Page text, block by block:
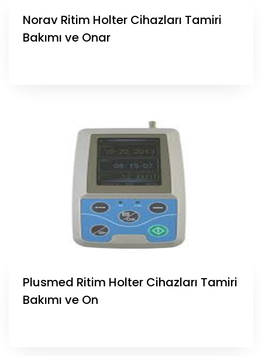
Norav Ritim Holter Cihazları Tamiri
Bakımı ve Onar
Plusmed Ritim Holter Cihazları Tamiri
Bakımı ve On